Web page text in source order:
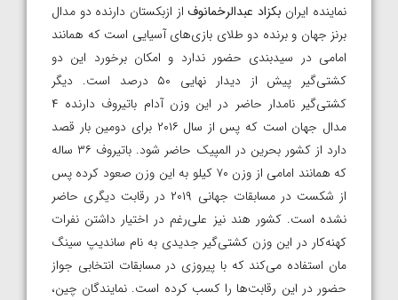
نماینده ایران بکزاد عبدالرخمانوفاز ازبکستان دارنده دو مدال
برنز جهان و برنده دو طلای بازی‌های آسیایی است که همانند
امامی در سیدبندی حضور ندارد و امکان برخورد این دو
کشتی‌گیر پیش از دیدار نهایی ۵۰ درصد است. دیگر
کشتی‌گیر نامدار حاضر در این وزن آدام باتیروف دارنده ۴
مدال جهان است که پس از سال ۲۰۱۶ برای دومین بار قصد
دارد از کشور بحرین در المپیک حاضر شود. باتیروف ۳۶ ساله
که همانند امامی از وزن ۷۰ کیلو به این وزن صعود کرده پس
از شکست در مسابقات جهانی ۲۰۱۹ در رقابت دیگری حاضر
نشده است. کشور هند نیز علی‌رغم در اختیار داشتن نفرات
کهنه‌کار در این وزن کشتی‌گیر جدیدی به نام ساندیپ سینگ
مان استفاده می‌کند که با پیروزی در مسابقات انتخابی جواز
حضور در این رقابت‌ها را کسب کرده است. نمایندگان چین،